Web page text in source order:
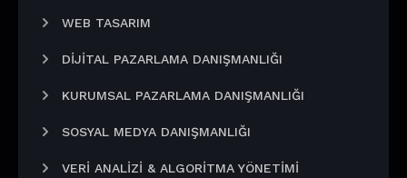
WEB TASARIM
DIJITAL PAZARLAMA DANIŞMANLIĞI
KURUMSAL PAZARLAMA DANIŞMANLIĞI
SOSYAL MEDYA DANIŞMANLIĞI
VERI ANALIZI & ALGORITMA YÖNETIMI